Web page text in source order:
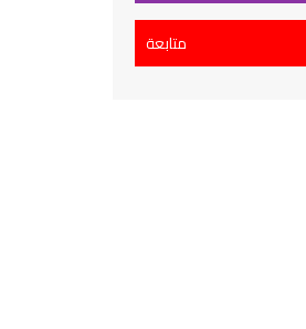
متابعة